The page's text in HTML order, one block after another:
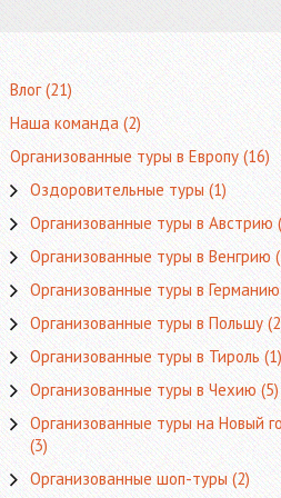
Влог(21)
Наша команда(2)
Организованные туры в Европу(16)
Оздоровительные туры(1)
Организованные туры в Австрию
Организованные туры в Венгрию
Организованные туры в Германию
Организованные туры в Польшу
Организованные туры в Тироль(1)
Организованные туры в Чехию(5)
Организованные туры на Новый
(3)
Организованные шоп-туры(2)